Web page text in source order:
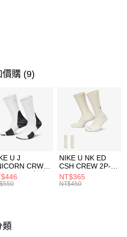
價購 (9)
U J
CRW
-160 男女 中
FZ3393100
NIKE U NK ED
CSH CREW 2P-
144 EMBRDY 男
女 短統襪
NT$365
NT$450
類